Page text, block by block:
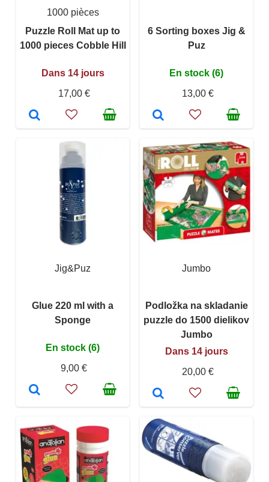
1000 pièces
Puzzle Roll Mat up to
1000 pieces Cobble Hill
Dans 14 jours
17,00 €
6 Sorting boxes Jig &
Puz
En stock (6)
13,00 €
Jig&Puz
Glue 220 ml with a
Sponge
En stock (6)
9,00 €
Jumbo
Podložka na skladanie
puzzle do 1500 dielikov
Jumbo
Dans 14 jours
20,00 €